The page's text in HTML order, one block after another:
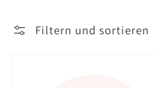
Filtern und sortieren